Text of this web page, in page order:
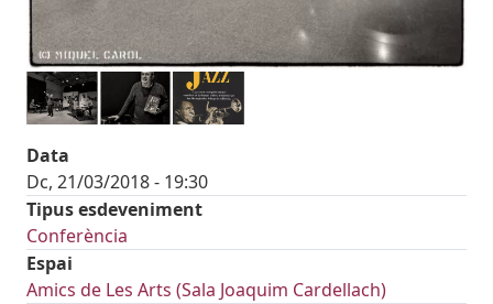
Data
Dc, 21/03/2018 - 19:30
Tipus esdeveniment
Conferència
Espai
Amics de Les Arts (Sala Joaquim Cardellach)